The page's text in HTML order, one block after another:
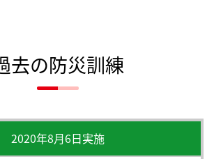
去の防災訓練
2020年8月6日実施